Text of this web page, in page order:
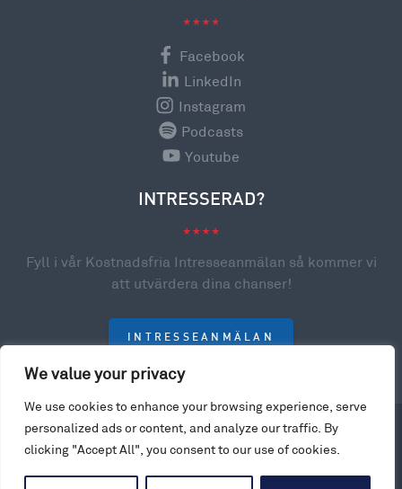
We value your privacy
We use cookies to enhance your browsing experience, serve
personalized ads or content, and analyze our traffic. By
clicking "Accept All", you consent to our use of cookies.
Facebook
LinkedIn
Instagram
Podcasts
Youtube
INTRESSERAD?
Fyll i vår Kostnadsfria Intresseanmälan så kommer vi
att utvärdera dina chanser!
INTRESSEANMÄLAN
© 2023 College Scholarships USA. All rights reserved.
Privacy Policy